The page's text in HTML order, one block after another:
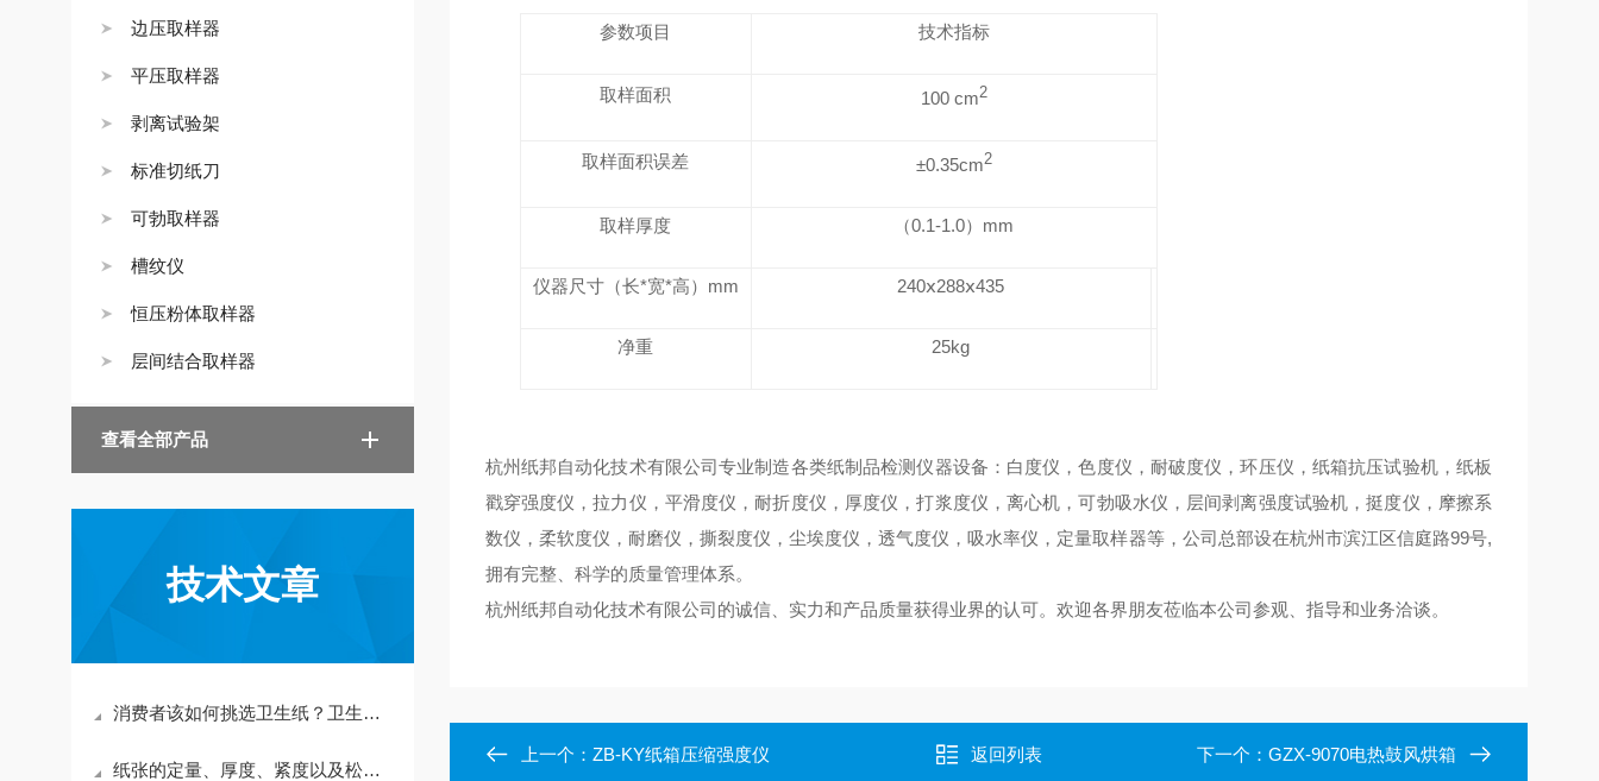
边压取样器
平压取样器
剥离试验架
标准切纸刀
可勃取样器
槽纹仪
恒压粉体取样器
层间结合取样器
查看全部产品
技术文章
消费者该如何挑选卫生纸？卫生纸检测又需要哪些仪器？
纸张的定量、厚度、紧度以及松厚度之间的关系
参数项目 技术指标
取样面积 100 cm2
取样面积误差 ±0.35cm2
取样厚度 （0.1-1.0）mm
仪器尺寸（长*宽*高）mm 240ⅹ288ⅹ435
净重 25kg
杭州纸邦自动化技术有限公司专业制造各类纸制品检测仪器设备：白度仪，色度仪，耐破度仪，环压仪，纸箱抗压试验机，纸板
戳穿强度仪，拉力仪，平滑度仪，耐折度仪，厚度仪，打浆度仪，离心机，可勃吸水仪，层间剥离强度试验机，挺度仪，摩擦系
数仪，柔软度仪，耐磨仪，撕裂度仪，尘埃度仪，透气度仪，吸水率仪，定量取样器等，公司总部设在杭州市滨江区信庭路99号,
拥有完整、科学的质量管理体系。
杭州纸邦自动化技术有限公司的诚信、实力和产品质量获得业界的认可。欢迎各界朋友莅临本公司参观、指导和业务洽谈。
上一个： ZB-KY纸箱压缩强度仪 返回列表 下一个： GZX-9070电热鼓风烘箱